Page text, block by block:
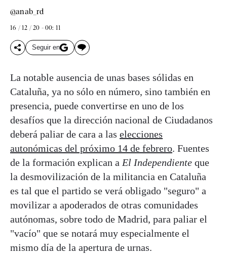
@anab_rd
16 / 12 / 20 - 00: 11
Seguir en
La notable ausencia de unas bases sólidas en
Cataluña, ya no sólo en número, sino también en
presencia, puede convertirse en uno de los
desafíos que la dirección nacional de Ciudadanos
deberá paliar de cara a las elecciones
autonómicas del próximo 14 de febrero. Fuentes
de la formación explican a El Independiente que
la desmovilización de la militancia en Cataluña
es tal que el partido se verá obligado "seguro" a
movilizar a apoderados de otras comunidades
autónomas, sobre todo de Madrid, para paliar el
"vacío" que se notará muy especialmente el
mismo día de la apertura de urnas.